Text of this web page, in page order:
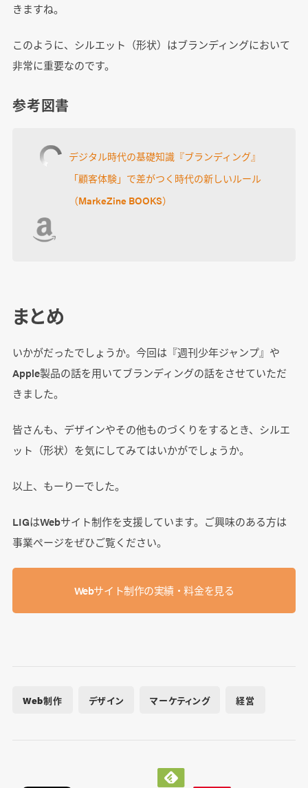
きますね。
このように、シルエット（形状）はブランディングにおいて
非常に重要なのです。
参考図書
デジタル時代の基礎知識『ブランディング』
「顧客体験」で差がつく時代の新しいルール
（MarkeZine BOOKS）
まとめ
いかがだったでしょうか。今回は『週刊少年ジャンプ』や
Apple製品の話を用いてブランディングの話をさせていただ
きました。
皆さんも、デザインやその他ものづくりをするとき、シルエ
ット（形状）を気にしてみてはいかがでしょうか。
以上、もーりーでした。
LIGはWebサイト制作を支援しています。ご興味のある方は
事業ぺージをぜひご覧ください。
Webサイト制作の実績・料金を見る
Web制作 デザイン マーケティング 経営